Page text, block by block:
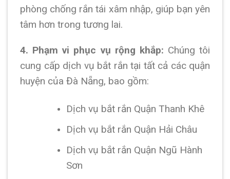
phòng chống rắn tái xâm nhập, giúp bạn yên
tâm hơn trong tương lai.
4. Phạm vi phục vụ rộng khắp: Chúng tôi
cung cấp dịch vụ bắt rắn tại tất cả các quận
huyện của Đà Nẵng, bao gồm:
Dịch vụ bắt rắn Quận Thanh Khê
Dịch vụ bắt rắn Quận Hải Châu
Dịch vụ bắt rắn Quận Ngũ Hành
Sơn